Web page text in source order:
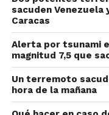
sacuden Venezuela
Caracas
Alerta por tsunami
magnitud 7,5 que
Un terremoto
hora de la mañana